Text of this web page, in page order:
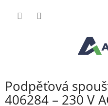
Podpěťová
406284 – 230 V